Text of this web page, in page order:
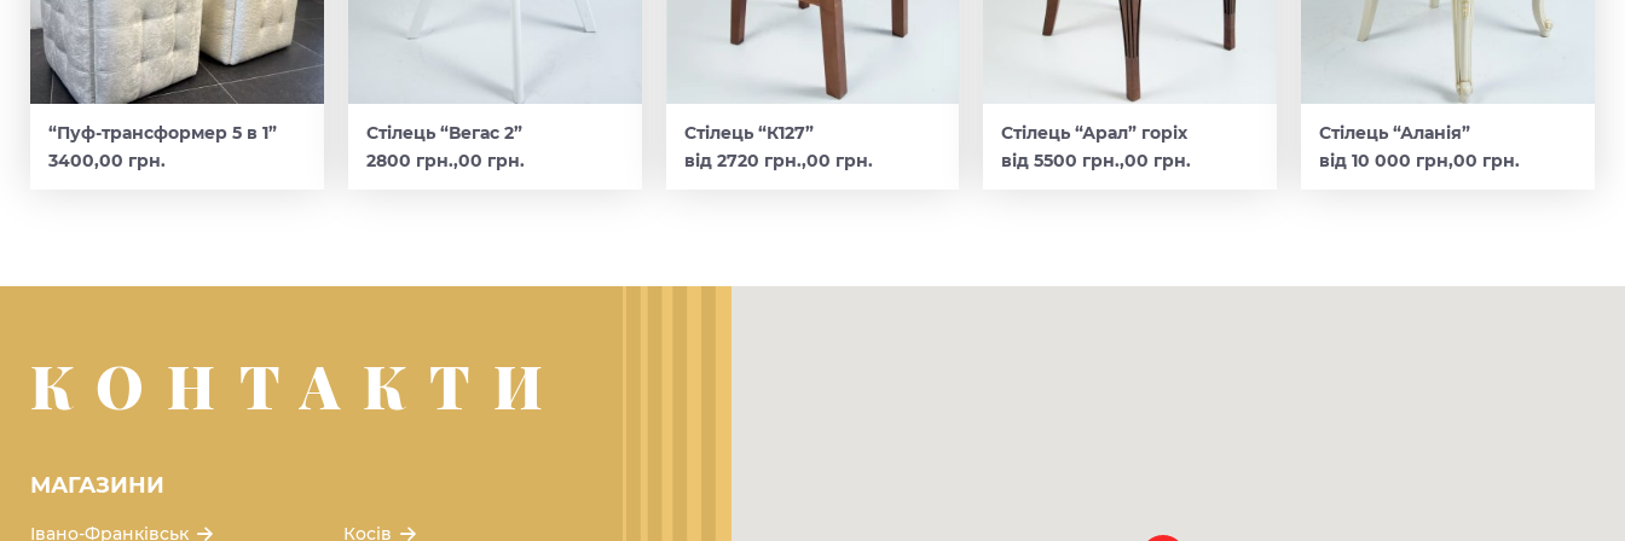
“Пуф-трансформер 5 в 1”
3400,00 грн.
Стілець “Вегас 2”
2800 грн.,00 грн.
Стілець “К127”
від 2720 грн.,00 грн.
Стілець “Арал” горіх
від 5500 грн.,00 грн.
Стілець “Аланія”
від 10 000 грн,00 грн.
КОНТАКТИ
МАГАЗИНИ
Івано-Франківськ Косів